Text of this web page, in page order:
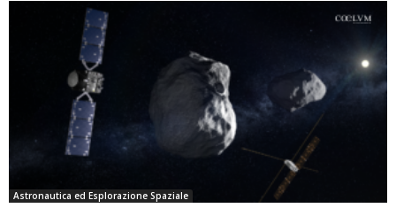
Astronautica ed Esplorazione Spaziale